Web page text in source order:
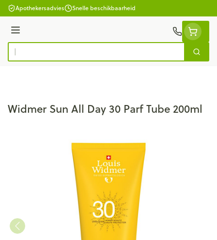
Ga naar de inhoud
Apothekersadvies Snelle beschikbaarheid
Menu
Product, merk, categorie...
Zoek
Widmer Sun All Day 30 Parf Tube 200ml